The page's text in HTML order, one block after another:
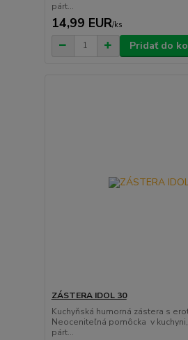
párt...
14,99 EUR/ks
Pridať do
ZÁSTERA IDOL 30
Kuchyňská humorná zástera s
Neoceniteľná pomôcka v
párt...